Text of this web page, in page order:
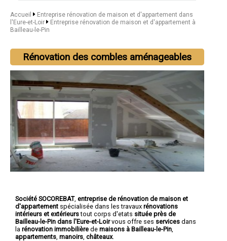
Accueil
Entreprise rénovation de maison et d'appartement dans
l'Eure-et-Loir
Entreprise rénovation de maison et d'appartement à
Bailleau-le-Pin
Rénovation des combles aménageables
Société SOCOREBAT, entreprise de rénovation de maison et
d'appartement spécialisée dans les travaux rénovations
intérieurs et extérieurstout corps d'etats située près de
Bailleau-le-Pin dans l'Eure-et-Loirvous offre ses services dans
la rénovation immobilière de maisons à Bailleau-le-Pin
appartements manoirs châteaux.